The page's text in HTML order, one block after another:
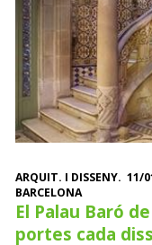
ARQUIT. I DISSENY. 11/
BARCELONA
El Palau Baró
portes cada